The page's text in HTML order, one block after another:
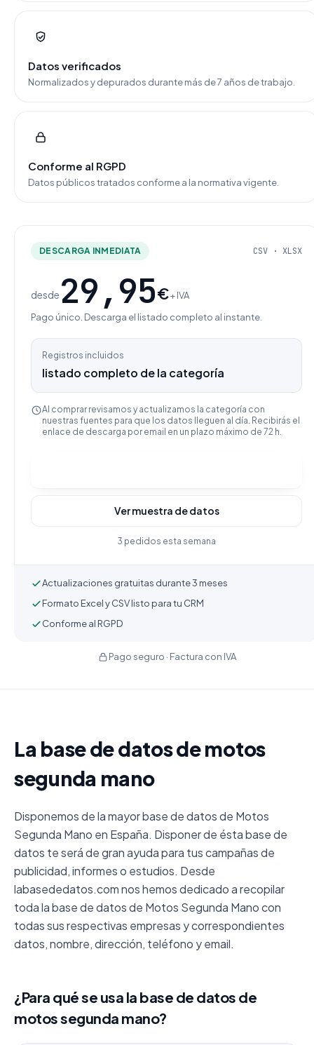
Datos verificados
Normalizados y depurados durante más de 7 años de trabajo.
Conforme al RGPD
Datos públicos tratados conforme a la normativa vigente.
DESCARGA INMEDIATA CSV · XLSX
desde 29,95€+ IVA
Pago único. Descarga el listado completo al instante.
Registros incluidos
listado completo de la categoría
Al comprar revisamos y actualizamos la categoría con
nuestras fuentes para que los datos lleguen al día. Recibirás el
enlace de descarga por email en un plazo máximo de 72 h.
Ver muestra de datos
3 pedidos esta semana
Actualizaciones gratuitas durante 3 meses
Formato Excel y CSV listo para tu CRM
Conforme al RGPD
Pago seguro · Factura con IVA
La base de datos de motos
segunda mano
Disponemos de la mayor base de datos de Motos
Segunda Mano en España. Disponer de ésta base de
datos te será de gran ayuda para tus campañas de
publicidad, informes o estudios. Desde
labasededatos.com nos hemos dedicado a recopilar
toda la base de datos de Motos Segunda Mano con
todas sus respectivas empresas y correspondientes
datos, nombre, dirección, teléfono y email.
¿Para qué se usa la base de datos de
motos segunda mano?